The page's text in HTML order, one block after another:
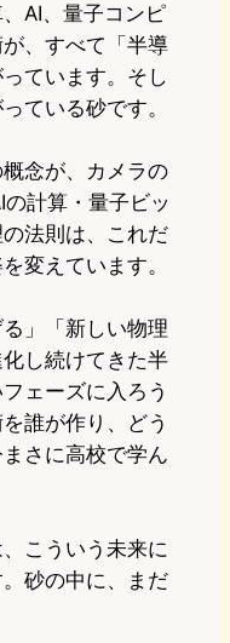
AI、量子コンピ
、すべて「半導
ています。そし
ている砂です。
念が、カメラの
計算・量子ビッ
法則は、これだ
変えています。
」「新しい物理
し続けてきた半
ェーズに入ろう
誰が作り、どう
さに高校で学ん
こういう未来に
砂の中に、まだ